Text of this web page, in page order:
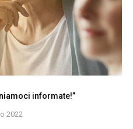
informate!”
2022